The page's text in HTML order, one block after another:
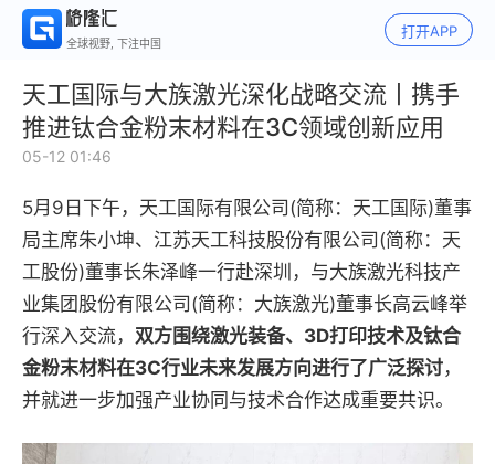
全球视野, 下注中国
打开APP
天工国际与大族激光深化战略交流丨携手
推进钛合金粉末材料在3C领域创新应用
05-12 01:46
5月9日下午，天工国际有限公司(简称：天工国际)董事
局主席朱小坤、江苏天工科技股份有限公司(简称：天
工股份)董事长朱泽峰一行赴深圳，与大族激光科技产
业集团股份有限公司(简称：大族激光)董事长高云峰举
行深入交流， 双方围绕激光装备、3D打印技术及钛合
金粉末材料在3C行业未来发展方向进行了广泛探讨，
并就进一步加强产业协同与技术合作达成重要共识。